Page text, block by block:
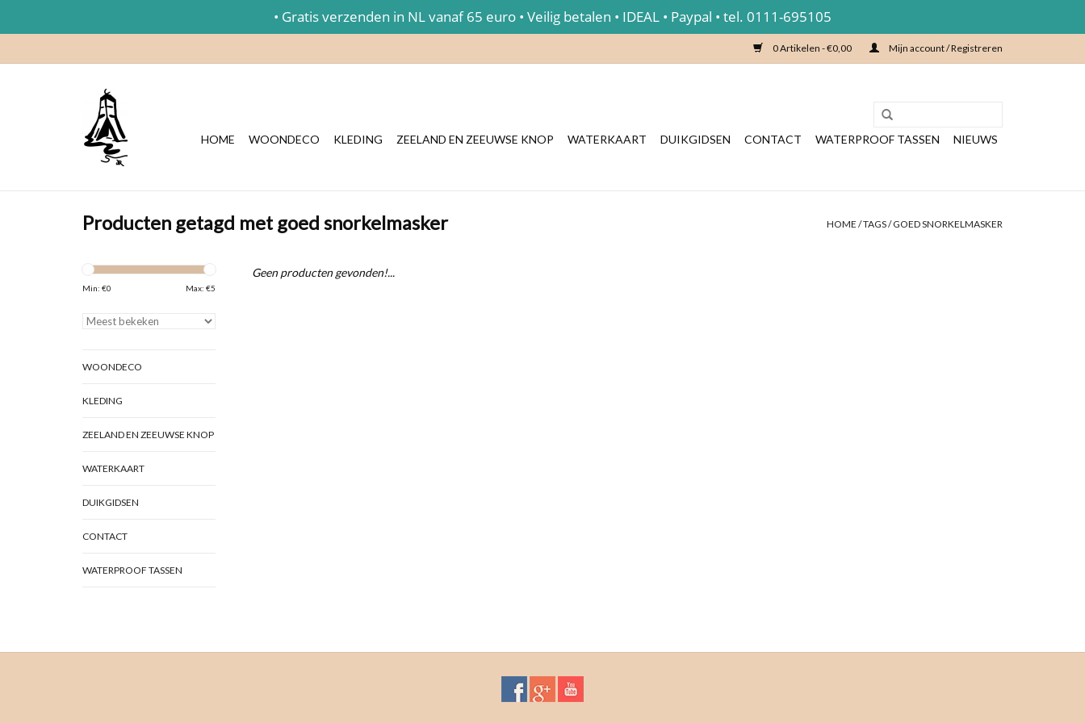
0 Artikelen - €0,00 Mijn account / Registreren
HOME WOONDECO KLEDING ZEELAND EN ZEEUWSE KNOP WATERKAART DUIKGIDSEN CONTACT WATERPROOF TASSEN NIEUWS
Producten getagd met goed snorkelmasker HOME /TAGS/GOED SNORKELMASKER
Min: €0 Max: €5
WOONDECO
KLEDING
ZEELAND EN ZEEUWSE KNOP
WATERKAART
DUIKGIDSEN
CONTACT
WATERPROOF TASSEN
Geen producten gevonden!...
• Gratis verzenden in NL vanaf 65 euro • Veilig betalen • IDEAL • Paypal • tel. 0111-695105